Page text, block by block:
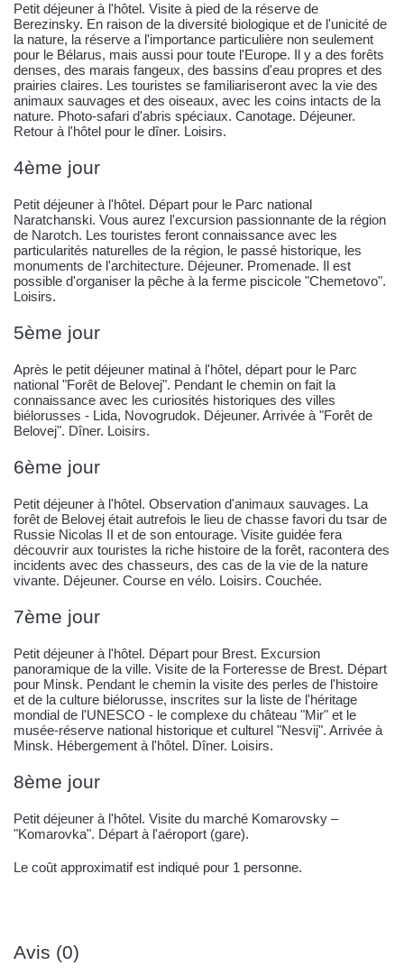
Petit déjeuner à l'hôtel. Visite à pied de la réserve de
Berezinsky. En raison de la diversité biologique et de l'unicité de
la nature, la réserve a l'importance particulière non seulement
pour le Bélarus, mais aussi pour toute l'Europe. Il y a des forêts
denses, des marais fangeux, des bassins d'eau propres et des
prairies claires. Les touristes se familiariseront avec la vie des
animaux sauvages et des oiseaux, avec les coins intacts de la
nature. Photo-safari d'abris spéciaux. Canotage. Déjeuner.
Retour à l'hôtel pour le dîner. Loisirs.
4ème jour
Petit déjeuner à l'hôtel. Départ pour le Parc national
Naratchanski. Vous aurez l'excursion passionnante de la région
de Narotch. Les touristes feront connaissance avec les
particularités naturelles de la région, le passé historique, les
monuments de l'architecture. Déjeuner. Promenade. Il est
possible d'organiser la pêche à la ferme piscicole "Chemetovo".
Loisirs.
5ème jour
Après le petit déjeuner matinal à l'hôtel, départ pour le Parc
national "Forêt de Belovej". Pendant le chemin on fait la
connaissance avec les curiosités historiques des villes
biélorusses - Lida, Novogrudok. Déjeuner. Arrivée à "Forêt de
Belovej". Dîner. Loisirs.
6ème jour
Petit déjeuner à l'hôtel. Observation d'animaux sauvages. La
forêt de Belovej était autrefois le lieu de chasse favori du tsar de
Russie Nicolas II et de son entourage. Visite guidée fera
découvrir aux touristes la riche histoire de la forêt, racontera des
incidents avec des chasseurs, des cas de la vie de la nature
vivante. Déjeuner. Course en vélo. Loisirs. Couchée.
7ème jour
Petit déjeuner à l'hôtel. Départ pour Brest. Excursion
panoramique de la ville. Visite de la Forteresse de Brest. Départ
pour Minsk. Pendant le chemin la visite des perles de l'histoire
et de la culture biélorusse, inscrites sur la liste de l'héritage
mondial de l'UNESCO - le complexe du château "Mir" et le
musée-réserve national historique et culturel "Nesvij". Arrivée à
Minsk. Hébergement à l'hôtel. Dîner. Loisirs.
8ème jour
Petit déjeuner à l'hôtel. Visite du marché Komarovsky –
"Komarovka". Départ à l'aéroport (gare).
Le coût approximatif est indiqué pour 1 personne.
Avis (0)